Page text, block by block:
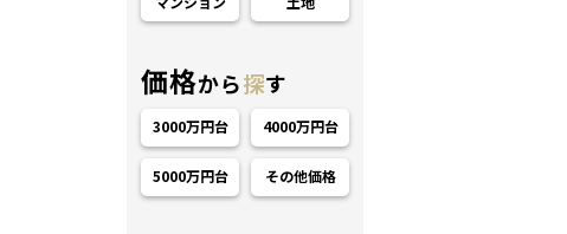
価格から探す
3000万円台 4000万円台
5000万円台 その他価格